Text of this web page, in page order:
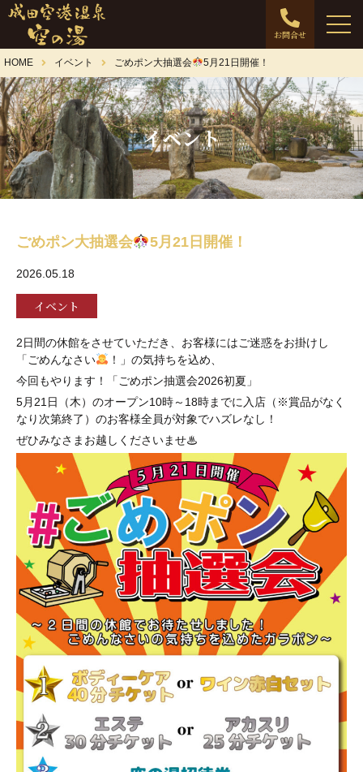
お問合せ
HOME イベント ごめポン大抽選会 5月21日開催！
イベント
ごめポン大抽選会 5月21日開催！
2026.05.18
イベント
2日間の休館をさせていただき、お客様にはご迷惑をお掛けし
「ごめんなさい
！」の気持ちを込め、
今回もやります！「ごめポン抽選会2026初夏」
5月21日（木）のオープン10時～18時までに入店（※賞品がなく
なり次第終了）のお客様全員が対象でハズレなし！
ぜひみなさまお越しくださいませ♨